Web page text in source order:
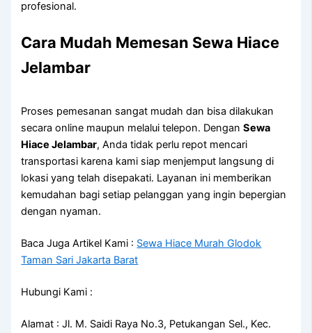
profesional.
Cara Mudah Memesan Sewa Hiace
Jelambar
Proses pemesanan sangat mudah dan bisa dilakukan
secara online maupun melalui telepon. DenganSewa
Hiace Jelambar, Anda tidak perlu repot mencari
transportasi karena kami siap menjemput langsung di
lokasi yang telah disepakati. Layanan ini memberikan
kemudahan bagi setiap pelanggan yang ingin bepergian
dengan nyaman.
Baca Juga Artikel Kami : Sewa Hiace Murah Glodok
Taman Sari Jakarta Barat
Hubungi Kami :
Alamat : Jl. M. Saidi Raya No.3, Petukangan Sel., Kec.